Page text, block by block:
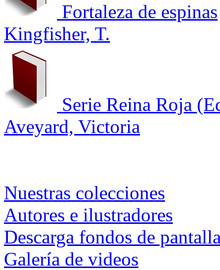
Fortaleza de espinas
Kingfisher, T.
Serie Reina Roja
Aveyard, Victoria
Nuestras colecciones
Autores e ilustradores
Descarga fondos de
Galería de videos